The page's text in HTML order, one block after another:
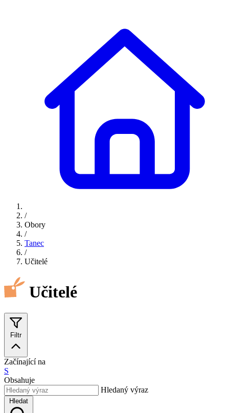
/
Obory
/
Tanec
/
Učitelé
Učitelé
Filtr
Začínající na
S
Obsahuje
Hledaný výraz
Hledat